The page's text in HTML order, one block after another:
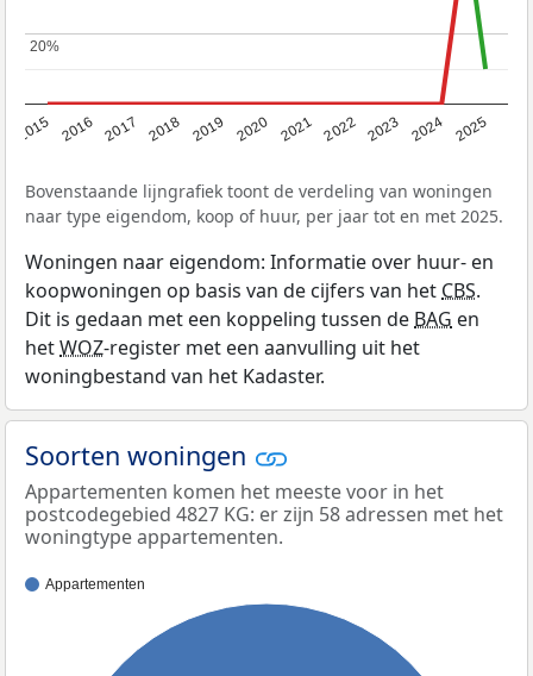
2015 2016 2017 2018 2019 2020 2021 2022 2023 2024 2025
20%
20%
Bovenstaande lijngrafiek toont de verdeling van woningen
naar type eigendom, koop of huur, per jaar tot en met 2025.
Woningen naar eigendom: Informatie over huur- en
koopwoningen op basis van de cijfers van het CBS.
Dit is gedaan met een koppeling tussen de BAG en
hetWOZ-register met een aanvulling uit het
woningbestand van het Kadaster.
Soorten woningen
Appartementen komen het meeste voor in het
postcodegebied 4827 KG: er zijn 58 adressen met het
woningtype appartementen.
Appartementen